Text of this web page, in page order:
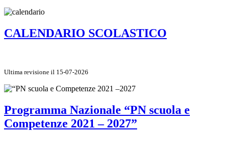
CALENDARIO SCOLASTICO
Ultima revisione il 15-07-2026
Programma Nazionale “PN scuola e
Competenze 2021 – 2027”